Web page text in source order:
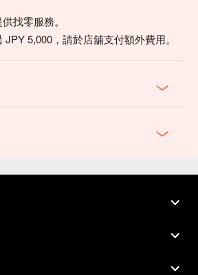
找零服務。
5,000，請於店舖支付額外費用。